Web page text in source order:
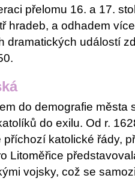
přelomu 16. a 17.
hradeb, a odhadem
dramatických událostí
do demografie města
do exilu. Od r.
příchozí katolické řády,
Litoměřice
vojsky, což se